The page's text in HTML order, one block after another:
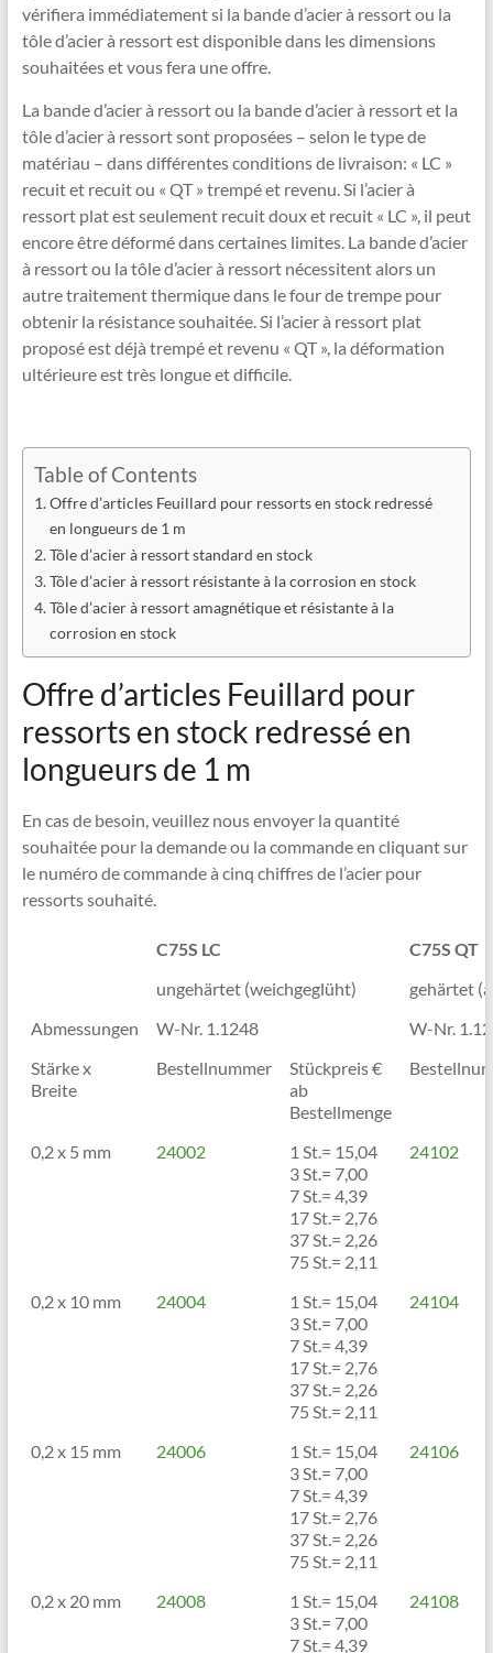
vérifiera immédiatement si la bande d’acier à ressort ou la
tôle d’acier à ressort est disponible dans les dimensions
souhaitées et vous fera une offre.
La bande d’acier à ressort ou la bande d’acier à ressort et la
tôle d’acier à ressort sont proposées – selon le type de
matériau – dans différentes conditions de livraison: « LC »
recuit et recuit ou « QT » trempé et revenu. Si l’acier à
ressort plat est seulement recuit doux et recuit « LC », il peut
encore être déformé dans certaines limites. La bande d’acier
à ressort ou la tôle d’acier à ressort nécessitent alors un
autre traitement thermique dans le four de trempe pour
obtenir la résistance souhaitée. Si l’acier à ressort plat
proposé est déjà trempé et revenu « QT », la déformation
ultérieure est très longue et difficile.
Table of Contents
Offre d’articles Feuillard pour ressorts en stock redressé
en longueurs de 1 m
Tôle d’acier à ressort standard en stock
Tôle d’acier à ressort résistante à la corrosion en stock
Tôle d’acier à ressort amagnétique et résistante à la
corrosion en stock
Offre d’articles Feuillard pour
ressorts en stock redressé en
longueurs de 1 m
En cas de besoin, veuillez nous envoyer la quantité
souhaitée pour la demande ou la commande en cliquant sur
le numéro de commande à cinq chiffres de l’acier pour
ressorts souhaité.
C75S LC
C75S QT
ungehärtet (weichgeglüht)
gehärtet
Abmessungen
W-Nr. 1.1248
W-Nr.
Stärke x
Breite
Bestellnummer
Stückpreis €
ab
Bestellmenge
0,2 x 5 mm 24002
1 St.= 15,04
3 St.= 7,00
7 St.= 4,39
17 St.= 2,76
37 St.= 2,26
75 St.= 2,11
24102
0,2 x 10 mm 24004
1 St.= 15,04
3 St.= 7,00
7 St.= 4,39
17 St.= 2,76
37 St.= 2,26
75 St.= 2,11
24104
0,2 x 15 mm 24006
1 St.= 15,04
3 St.= 7,00
7 St.= 4,39
17 St.= 2,76
37 St.= 2,26
75 St.= 2,11
24106
0,2 x 20 mm 24008
1 St.= 15,04
3 St.= 7,00
7 St.= 4,39
24108